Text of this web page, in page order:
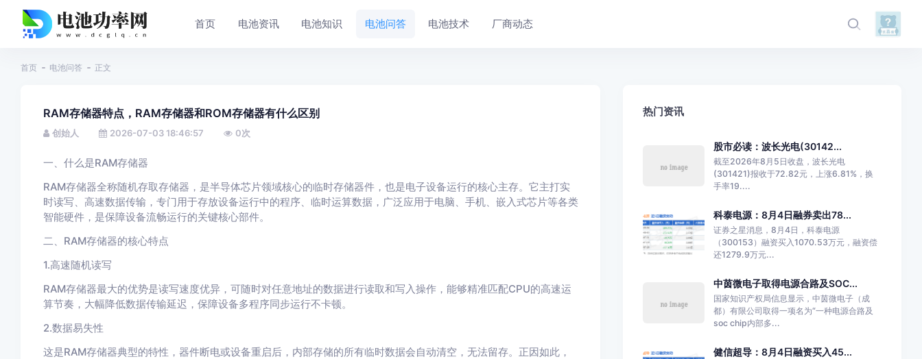
首页 电池资讯 电池知识 电池问答 电池技术 厂商动态
首页 电池问答 正文
RAM存储器特点，RAM存储器和ROM存储器有什么区别
创始人 2026-07-03 18:46:57 0次
一、什么是RAM存储器
RAM存储器全称随机存取存储器，是半导体芯片领域核心的临时存储器件，也是电子设备运行的核心主存。它主打实
时读写、高速数据传输，专门用于存放设备运行中的程序、临时运算数据，广泛应用于电脑、手机、嵌入式芯片等各类
智能硬件，是保障设备流畅运行的关键核心部件。
二、RAM存储器的核心特点
1.高速随机读写
RAM存储器最大的优势是读写速度优异，可随时对任意地址的数据进行读取和写入操作，能够精准匹配CPU的高速运
算节奏，大幅降低数据传输延迟，保障设备多程序同步运行不卡顿。
2.数据易失性
这是RAM存储器典型的特性，器件断电或设备重启后，内部存储的所有临时数据会自动清空，无法留存。正因如此，
热门资讯
股市必读：波长光电(30142...
截至2026年8月5日收盘，波长光电
(301421)报收于72.82元，上涨6.81%，换
手率19....
科泰电源：8月4日融券卖出78...
证券之星消息，8月4日，科泰电源
（300153）融资买入1070.53万元，融资偿
还1279.9万元...
中茵微电子取得电源合路及SOC...
国家知识产权局信息显示，中茵微电子（成
都）有限公司取得一项名为“一种电源合路及
soc chip内部多...
健信超导：8月4日融资买入45...